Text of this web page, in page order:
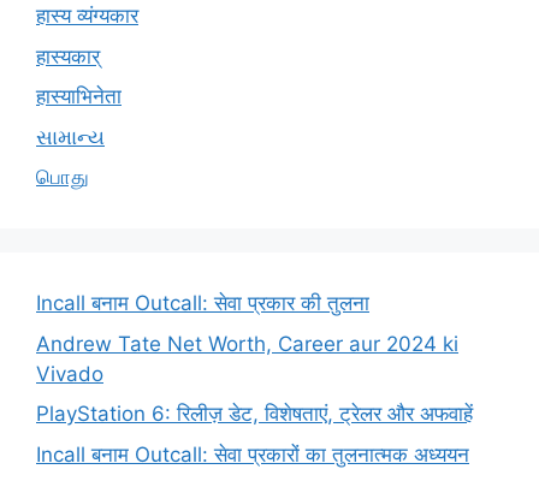
हास्य व्यंग्यकार
हास्यकार्
हास्याभिनेता
સામાન્ય
பொது
Incall बनाम Outcall: सेवा प्रकार की तुलना
Andrew Tate Net Worth, Career aur 2024 ki
Vivado
PlayStation 6: रिलीज़ डेट, विशेषताएं, ट्रेलर और अफवाहें
Incall बनाम Outcall: सेवा प्रकारों का तुलनात्मक अध्ययन